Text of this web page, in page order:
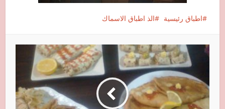
اطباق رئيسية الذ اطباق الاسماك